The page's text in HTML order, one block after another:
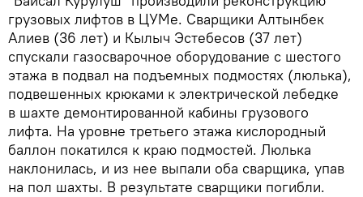
грузовых лифтов в ЦУМе. Сварщики Алтынбек
Алиев (36 лет) и Кылыч Эстебесов (37 лет)
спускали газосварочное оборудование с шестого
этажа в подвал на подъемных подмостях (люлька),
подвешенных крюками к электрической лебедке
в шахте демонтированной кабины грузового
лифта. На уровне третьего этажа кислородный
баллон покатился к краю подмостей. Люлька
наклонилась, и из нее выпали оба сварщика, упав
на пол шахты. В результате сварщики погибли.